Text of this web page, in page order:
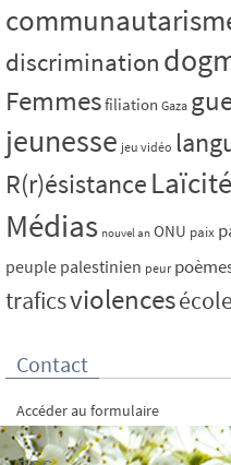
discrimination
Femmesfiliation Gaza
jeunesse jeu vidéo
R(r)ésistanceLaïcité
Médias nouvel an ONU paix
peuple palestinien peur
traficsviolencesécole
Contact
Accéder au formulaire